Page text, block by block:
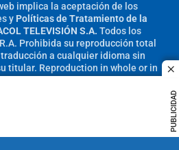
PUBLICIDAD
implica la aceptación de los
y Políticas de Tratamiento de la
TELEVISIÓN S.A. Todos los
Prohibida su reproducción total
a cualquier idioma sin
titular. Reproduction in whole or in